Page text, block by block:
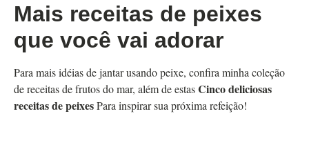
Mais receitas de peixes
que você vai adorar
Para mais idéias de jantar usando peixe, confira minha coleção
de receitas de frutos do mar, além de estasCinco deliciosas
receitas de peixesPara inspirar sua próxima refeição!